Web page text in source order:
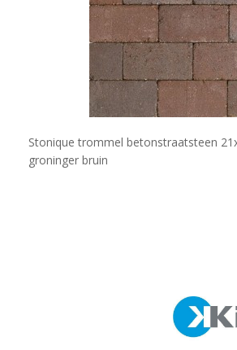
Stonique trommel betonstraatsteen
groninger bruin